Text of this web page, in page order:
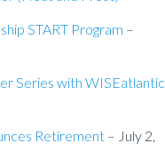
START Program –
Series with WISEatlantic
Retirement – July 2,